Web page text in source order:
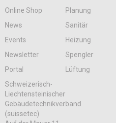
Online Shop
Planung
News
Sanitär
Events
Heizung
Newsletter
Spengler
Portal
Lüftung
Schweizerisch-
Liechtensteinischer
Gebäudetechnikverband
(suissetec)